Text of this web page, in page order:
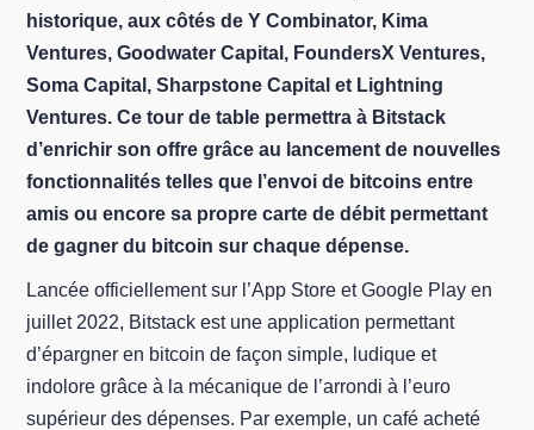
historique, aux côtés de Y Combinator, Kima
Ventures, Goodwater Capital, FoundersX Ventures,
Soma Capital, Sharpstone Capital et Lightning
Ventures. Ce tour de table permettra à Bitstack
d’enrichir son offre grâce au lancement de nouvelles
fonctionnalités telles que l’envoi de bitcoins entre
amis ou encore sa propre carte de débit permettant
de gagner du bitcoin sur chaque dépense.
Lancée officiellement sur l’App Store et Google Play en
juillet 2022, Bitstack est une application permettant
d’épargner en bitcoin de façon simple, ludique et
indolore grâce à la mécanique de l’arrondi à l’euro
supérieur des dépenses. Par exemple, un café acheté